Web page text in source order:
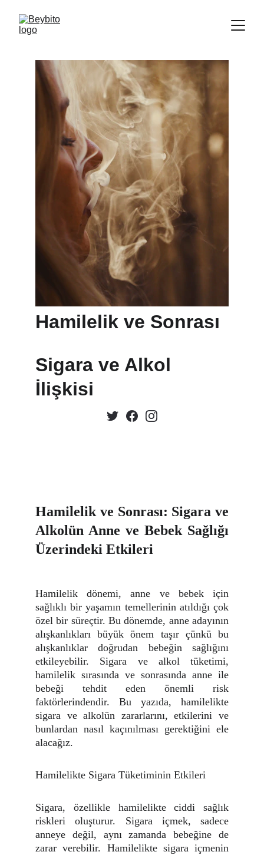
Hamilelik ve Sonrası
Sigara ve Alkol
İlişkisi
Hamilelik ve Sonrası: Sigara ve
Alkolün Anne ve Bebek Sağlığı
Üzerindeki Etkileri
Hamilelik dönemi, anne ve bebek için
sağlıklı bir yaşamın temellerinin atıldığı çok
özel bir süreçtir. Bu dönemde, anne adayının
alışkanlıkları büyük önem taşır çünkü bu
alışkanlıklar doğrudan bebeğin sağlığını
etkileyebilir. Sigara ve alkol tüketimi,
hamilelik sırasında ve sonrasında anne ile
bebeği tehdit eden önemli risk
faktörlerindendir. Bu yazıda, hamilelikte
sigara ve alkolün zararlarını, etkilerini ve
bunlardan nasıl kaçınılması gerektiğini ele
alacağız.
Hamilelikte Sigara Tüketiminin Etkileri
Sigara, özellikle hamilelikte ciddi sağlık
riskleri oluşturur. Sigara içmek, sadece
anneye değil, aynı zamanda bebeğine de
zarar verebilir. Hamilelikte sigara içmenin